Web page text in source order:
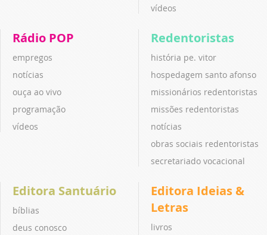
vídeos
Rádio POP
empregos
notícias
ouça ao vivo
programação
vídeos
Redentoristas
história pe. vitor
hospedagem santo afonso
missionários redentoristas
missões redentoristas
notícias
obras sociais redentoristas
secretariado vocacional
Editora Santuário
bíblias
deus conosco
Editora Ideias &
Letras
livros